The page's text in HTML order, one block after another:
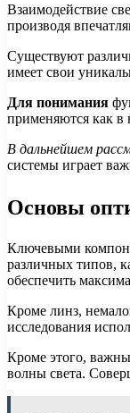
Взаимодействие
производя
Существуют
имеет свои
Для понимания
применяются как в
В дальнейшем
системы играет
Основы
Ключевыми
различных типов,
обеспечить
Кроме линз,
исследования
Кроме этого,
волны света.